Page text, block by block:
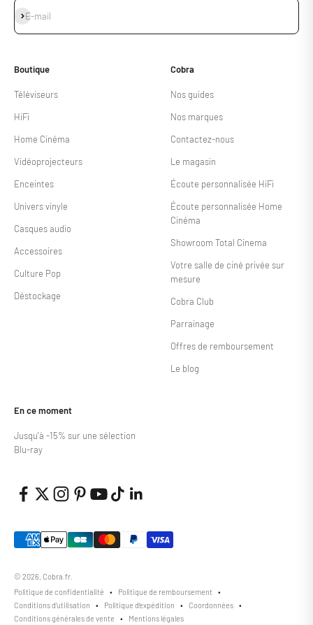
E-mail
S'inscrire
Boutique
Téléviseurs
HiFi
Home Cinéma
Vidéoprojecteurs
Enceintes
Univers vinyle
Casques audio
Accessoires
Culture Pop
Déstockage
Cobra
Nos guides
Nos marques
Contactez-nous
Le magasin
Écoute personnalisée HiFi
Écoute personnalisée Home
Cinéma
Showroom Total Cinema
Votre salle de ciné privée sur
mesure
Cobra Club
Parrainage
Offres de remboursement
Le blog
En ce moment
Jusqu'à -15% sur une sélection
Blu-ray
© 2026, Cobra.fr.
Politique de confidentialité
Politique de remboursement
Conditions d’utilisation
Politique d’expédition
Coordonnées
Conditions générales de vente
Mentions légales